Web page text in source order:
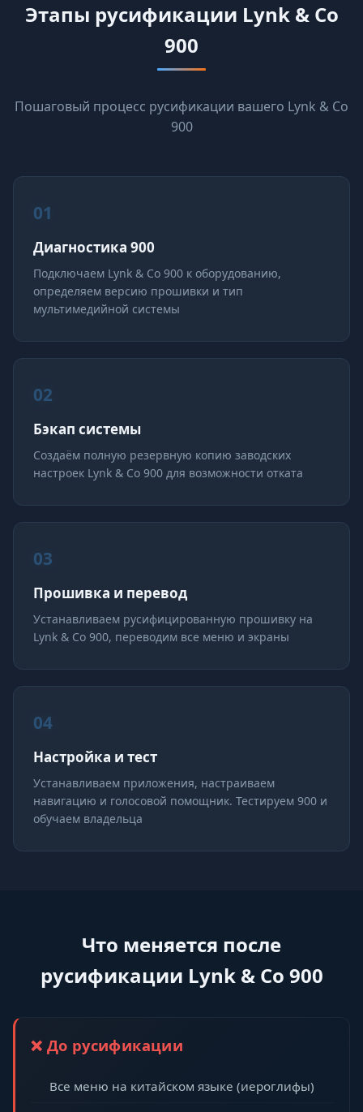
Этапы русификации Lynk & Co
900
Пошаговый процесс русификации вашего Lynk & Co
900
01
Диагностика 900
Подключаем Lynk & Co 900 к оборудованию,
определяем версию прошивки и тип
мультимедийной системы
02
Бэкап системы
Создаём полную резервную копию заводских
настроек Lynk & Co 900 для возможности отката
03
Прошивка и перевод
Устанавливаем русифицированную прошивку на
Lynk & Co 900, переводим все меню и экраны
04
Настройка и тест
Устанавливаем приложения, настраиваем
навигацию и голосовой помощник. Тестируем 900 и
обучаем владельца
Что меняется после
русификации Lynk & Co 900
❌ До русификации
Все меню на китайском языке (иероглифы)